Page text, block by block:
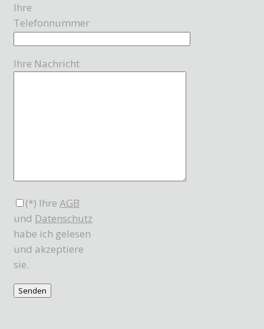
Ihre
Telefonnummer
Ihre Nachricht
(*) Ihre AGB
und Datenschutz
habe ich gelesen
und akzeptiere
sie.